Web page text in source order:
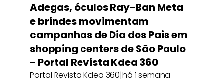
Adegas, óculos Ray-Ban Meta
e brindes movimentam
campanhas de Dia dos Pais em
shopping centers de São Paulo
- Portal Revista Kdea 360
Portal Revista Kdea 360|há 1 semana